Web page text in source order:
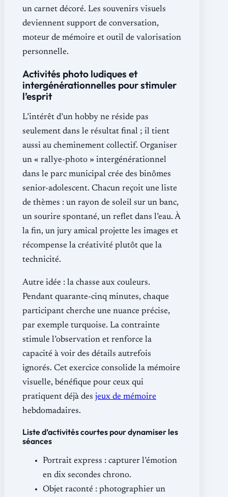
un carnet décoré. Les souvenirs visuels
deviennent support de conversation,
moteur de mémoire et outil de valorisation
personnelle.
Activités photo ludiques et
intergénérationnelles pour stimuler
l’esprit
L’intérêt d’un hobby ne réside pas
seulement dans le résultat final ; il tient
aussi au cheminement collectif. Organiser
un « rallye-photo » intergénérationnel
dans le parc municipal crée des binômes
senior-adolescent. Chacun reçoit une liste
de thèmes : un rayon de soleil sur un banc,
un sourire spontané, un reflet dans l’eau. À
la fin, un jury amical projette les images et
récompense la créativité plutôt que la
technicité.
Autre idée : la chasse aux couleurs.
Pendant quarante-cinq minutes, chaque
participant cherche une nuance précise,
par exemple turquoise. La contrainte
stimule l’observation et renforce la
capacité à voir des détails autrefois
ignorés. Cet exercice consolide la mémoire
visuelle, bénéfique pour ceux qui
pratiquent déjà des jeux de mémoire
hebdomadaires.
Liste d’activités courtes pour dynamiser les
séances
Portrait express : capturer l’émotion
en dix secondes chrono.
Objet raconté : photographier un